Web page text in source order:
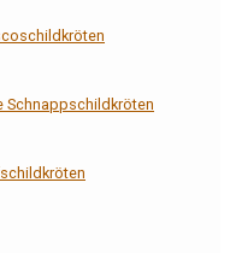
Schnappschildkröten